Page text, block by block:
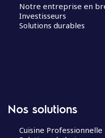
Notre entreprise en
Investisseurs
Solutions durables
Nos solutions
Cuisine Professionnelle